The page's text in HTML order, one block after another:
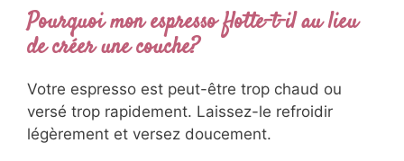
Pourquoi mon espresso flotte-t-il au lieu
de créer une couche?
Votre espresso est peut-être trop chaud ou
versé trop rapidement. Laissez-le refroidir
légèrement et versez doucement.